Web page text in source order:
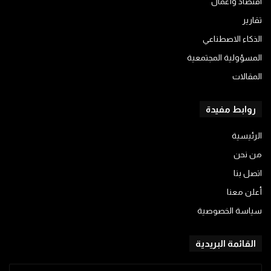
تقارير
الذكاء الاصطناعي
المسؤولية المجتمعية
المقالات
روابط مفيدة
الرئيسية
من نحن
اتصل بنا
أعلن معنا
سياسة الخصوصية
القائمة البريدية